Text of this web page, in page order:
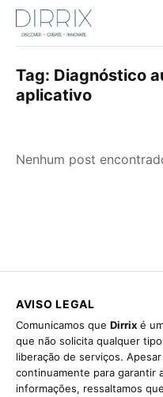
Tag: Diagnóstico
aplicativo
Nenhum post
AVISO LEGAL
Comunicamos que Dirrix é
que não solicita qualquer
liberação de serviços.
continuamente para garantir
informações, ressaltamos